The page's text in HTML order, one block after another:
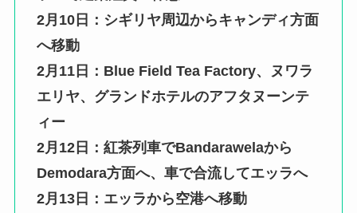
2月10日：シギリヤ周辺からキャンディ方面
へ移動
2月11日：Blue Field Tea Factory、ヌワラ
エリヤ、グランドホテルのアフタヌーンテ
ィー
2月12日：紅茶列車でBandarawelaから
Demodara方面へ、車で合流してエッラへ
2月13日：エッラから空港へ移動